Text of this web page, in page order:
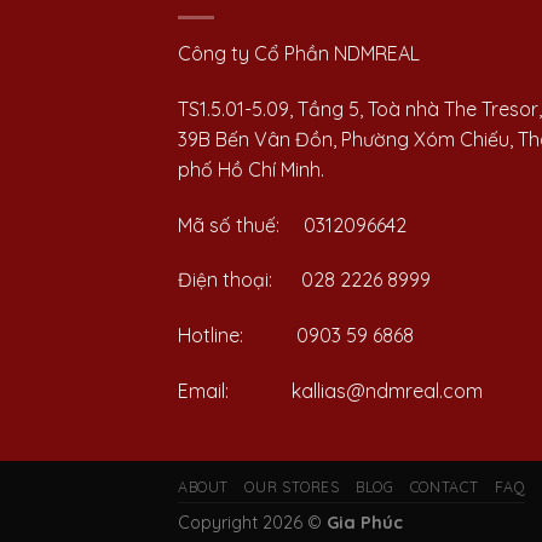
Công ty Cổ Phần NDMREAL
TS1.5.01-5.09, Tầng 5, Toà nhà The
39B Bến Vân Đồn, Phường Xóm Chiếu,
phố Hồ Chí Minh.
Mã số thuế: 0312096642
Điện thoại: 028 2226 8999
Hotline: 0903 59 6868
Email: kallias@ndmreal.com
ABOUT OUR STORES BLOG CONTACT FAQ
Copyright 2026 © Gia Phúc